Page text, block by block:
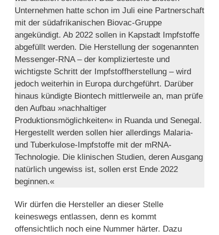
Unternehmen hatte schon im Juli eine Partnerschaft
mit der südafrikanischen Biovac-Gruppe
angekündigt. Ab 2022 sollen in Kapstadt Impfstoffe
abgefüllt werden. Die Herstellung der sogenannten
Messenger-RNA – der komplizierteste und
wichtigste Schritt der Impfstoffherstellung – wird
jedoch weiterhin in Europa durchgeführt. Darüber
hinaus kündigte Biontech mittlerweile an, man prüfe
den Aufbau »nachhaltiger
Produktionsmöglichkeiten« in Ruanda und Senegal.
Hergestellt werden sollen hier allerdings Malaria-
und Tuberkulose-Impfstoffe mit der mRNA-
Technologie. Die klinischen Studien, deren Ausgang
natürlich ungewiss ist, sollen erst Ende 2022
beginnen.«
Wir dürfen die Hersteller an dieser Stelle
keineswegs entlassen, denn es kommt
offensichtlich noch eine Nummer härter. Dazu